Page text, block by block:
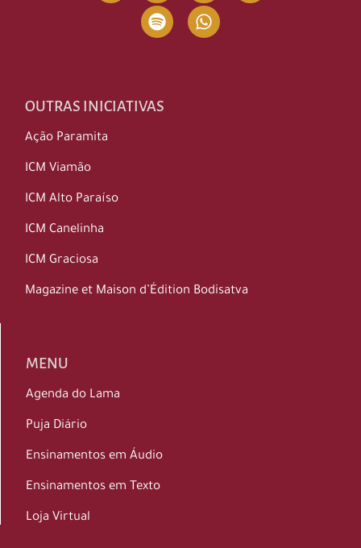
OUTRAS INICIATIVAS
Ação Paramita
ICM Viamão
ICM Alto Paraíso
ICM Canelinha
ICM Graciosa
Magazine et Maison d’Édition Bodisatva
MENU
Agenda do Lama
Puja Diário
Ensinamentos em Áudio
Ensinamentos em Texto
Loja Virtual